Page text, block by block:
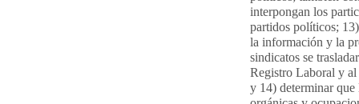
interpongan los
partidos políticos;
la información y la
sindicatos se
Registro Laboral y
y 14) determinar que